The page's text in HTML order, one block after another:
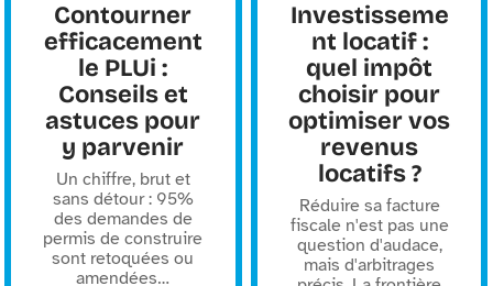
Contourner
efficacement
le PLUi :
Conseils et
astuces pour
y parvenir
Un chiffre, brut et
sans détour : 95%
des demandes de
permis de construire
sont retoquées ou
amendées…
Investisseme
nt locatif :
quel impôt
choisir pour
optimiser vos
revenus
locatifs ?
Réduire sa facture
fiscale n'est pas une
question d'audace,
mais d'arbitrages